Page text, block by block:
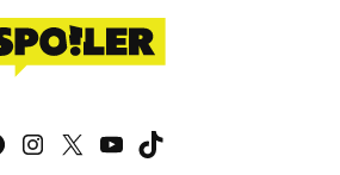
Facebook
Instagram
X YouTube